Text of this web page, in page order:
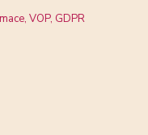
VOP, GDPR